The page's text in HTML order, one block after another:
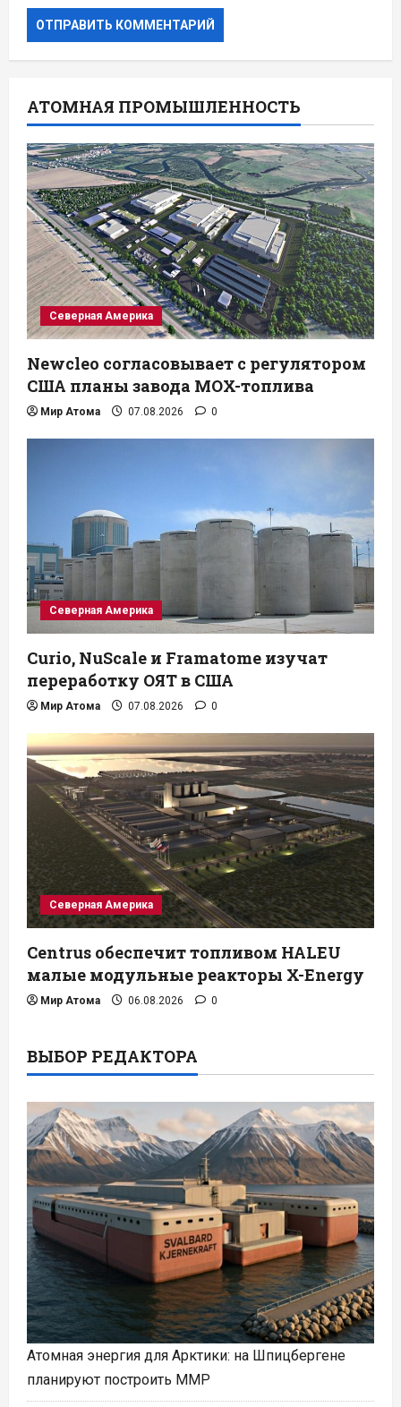
АТОМНАЯ ПРОМЫШЛЕННОСТЬ
Северная Америка
Newcleo согласовывает с регулятором
США планы завода MOX-топлива
Мир Атома 07.08.2026 0
Северная Америка
Curio, NuScale и Framatome изучат
переработку ОЯТ в США
Мир Атома 07.08.2026 0
Северная Америка
Centrus обеспечит топливом HALEU
малые модульные реакторы X-Energy
Мир Атома 06.08.2026 0
ВЫБОР РЕДАКТОРА
Атомная энергия для Арктики: на Шпицбергене
планируют построить ММР